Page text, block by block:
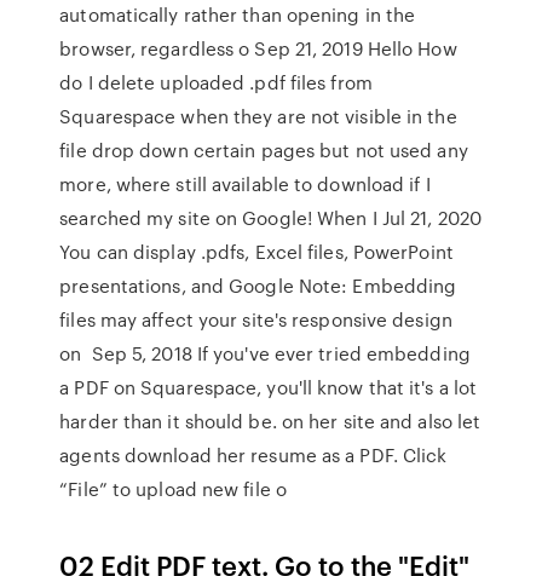
automatically rather than opening in the
browser, regardless o Sep 21, 2019 Hello How
do I delete uploaded .pdf files from
Squarespace when they are not visible in the
file drop down certain pages but not used any
more, where still available to download if I
searched my site on Google! When I Jul 21, 2020
You can display .pdfs, Excel files, PowerPoint
presentations, and Google Note: Embedding
files may affect your site's responsive design
on Sep 5, 2018 If you've ever tried embedding
a PDF on Squarespace, you'll know that it's a lot
harder than it should be. on her site and also let
agents download her resume as a PDF. Click
“File” to upload new file o
02 Edit PDF text. Go to the "Edit"